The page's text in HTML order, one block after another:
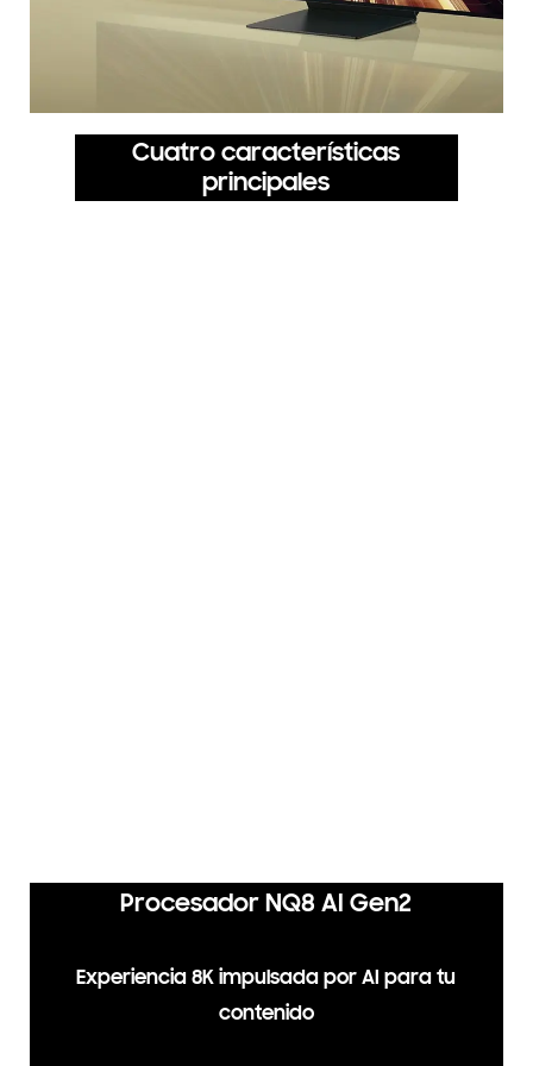
Cuatro características
principales
Procesador NQ8 AI Gen2
Experiencia 8K impulsada por AI para tu
contenido